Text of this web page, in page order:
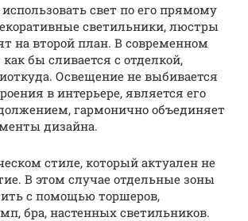
свет по его прямому
светильники, люстры
на второй план. В современном
как бы сливается с отделкой,
Освещение не выбивается
в интерьере, является его
гармонично объединяет
дизайна.
стиле, который актуален не
В этом случае отдельные зоны
с помощью торшеров,
бра, настенных светильников.